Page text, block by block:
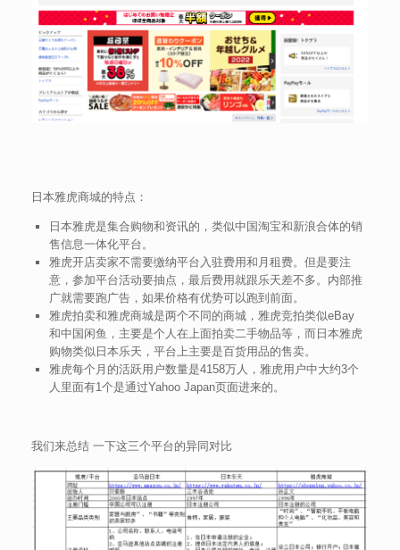
日本雅虎商城的特点：
日本雅虎是集合购物和资讯的，类似中国淘宝和新浪合体的销
售信息一体化平台。
雅虎开店卖家不需要缴纳平台入驻费用和月租费。但是要注
意，参加平台活动要抽点，最后费用就跟乐天差不多。内部推
广就需要跑广告，如果价格有优势可以跑到前面。
雅虎拍卖和雅虎商城是两个不同的商城，雅虎竞拍类似eBay
和中国闲鱼，主要是个人在上面拍卖二手物品等，而日本雅虎
购物类似日本乐天，平台上主要是百货用品的售卖。
雅虎每个月的活跃用户数量是4158万人，雅虎用户中大约3个
人里面有1个是通过Yahoo Japan页面进来的。
我们来总结 一下这三个平台的异同对比